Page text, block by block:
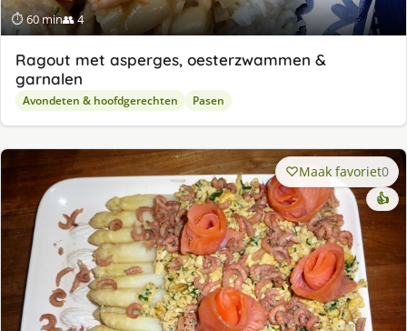
⏱ 60 min👥 4
Ragout met asperges, oesterzwammen &
garnalen
Avondeten & hoofdgerechten Pasen
Maak favoriet0
👍